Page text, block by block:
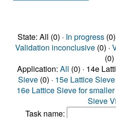
State: All (0) · In progress(0)
Validation inconclusive(0) ·
(0)
Application: All (0) · 14e
Sieve (0) · 15e Lattice
16e Lattice Sieve for
Sieve
Task name: